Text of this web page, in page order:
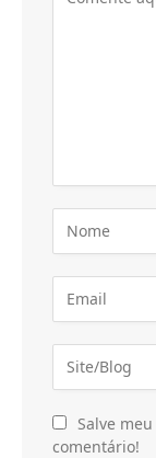
Salve
comentário!